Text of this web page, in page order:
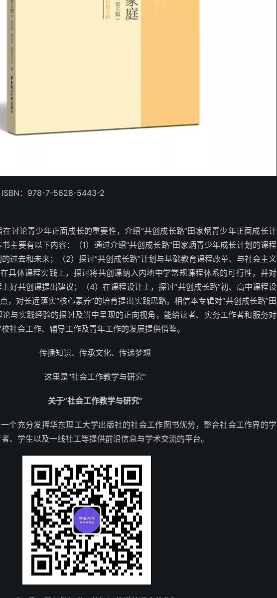
：978-7-5628-5443-2
讨论青少年正面成长的重要性，介绍“共创成长路”田家炳青少年正面成长计
主要有以下内容：（1）通过介绍“共创成长路”田家炳青少年成长计划的课程
过去和未来；（2）探讨“共创成长路”计划与基础教育课程改革、与社会主义
具体课程实践上，探讨将共创课纳入内地中学常规课程体系的可行性，并对
好共创课提出建议；（4）在课程设计上，探讨“共创成长路”初、高中课程设
，对长远落实“核心素养”的培育提出实践思路。相信本专辑对“共创成长路”田
与实践经验的探讨及当中呈现的正向视角，能给读者、实务工作者和服务对
社会工作、辅导工作及青年工作的发展提供借鉴。
传播知识、传承文化、传递梦想
这里是“社会工作教学与研究”
关于“社会工作教学与研究”
个充分发挥华东理工大学出版社的社会工作图书优势，整合社会工作界的学
、学生以及一线社工等提供前沿信息与学术交流的平台。